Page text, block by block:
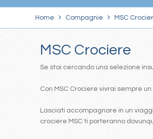
Home Compagnie MSC
MSC Crociere
Se stai cercando una selezione
Con MSC Crociere vivrai sempre
Lasciati accompagnare in un
crociere MSC ti porteranno